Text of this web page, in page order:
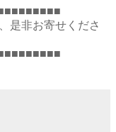
是非お寄せくださ